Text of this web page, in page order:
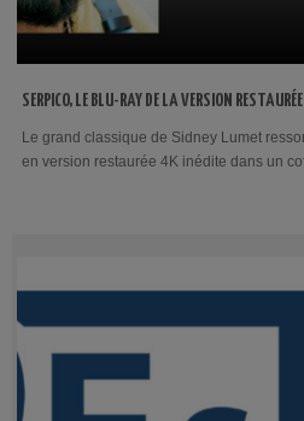
SERPICO, LE BLU-RAY DE LA VERSION
STEELBOOK
Le grand classique de Sidney Lumet
en version restaurée 4K inédite dans un